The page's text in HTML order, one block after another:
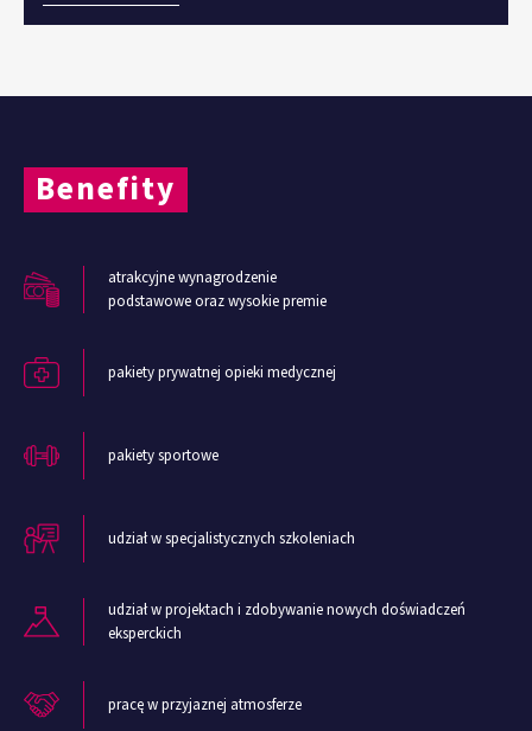
Benefity
atrakcyjne wynagrodzenie
podstawowe oraz wysokie premie
pakiety prywatnej opieki medycznej
pakiety sportowe
udział w specjalistycznych szkoleniach
udział w projektach i zdobywanie nowych doświadczeń
eksperckich
pracę w przyjaznej atmosferze